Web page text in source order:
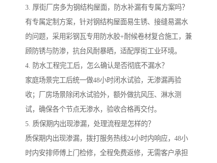
3. 厚街厂房多为钢结构屋面，防水补漏有专属方案吗？
有专属定制方案，针对钢结构屋面易生锈、接缝易漏水
的问题，采用彩钢瓦专用防水胶+耐候卷材复合施工，兼
顾防锈与防渗，抗台风耐暴晒，适配厚街工业环境。
4. 防水工程完工后，怎么确认是否彻底不漏水？
家庭场景完工后统一做48小时闭水试验，无渗漏再验
收；厂房场景除闭水试验外，额外做抗风压、淋水测
试，确保各个节点无渗水，验收合格再交付。
5. 质保期内出现渗漏，处理流程是怎样的？
质保期内出现渗漏，拨打服务热线24小时内响应，48小
时内安排师傅上门检修，全程免费返修，无需客户承担